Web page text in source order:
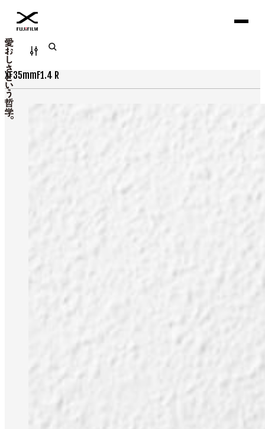
Filter
XF35mmF1.4 R